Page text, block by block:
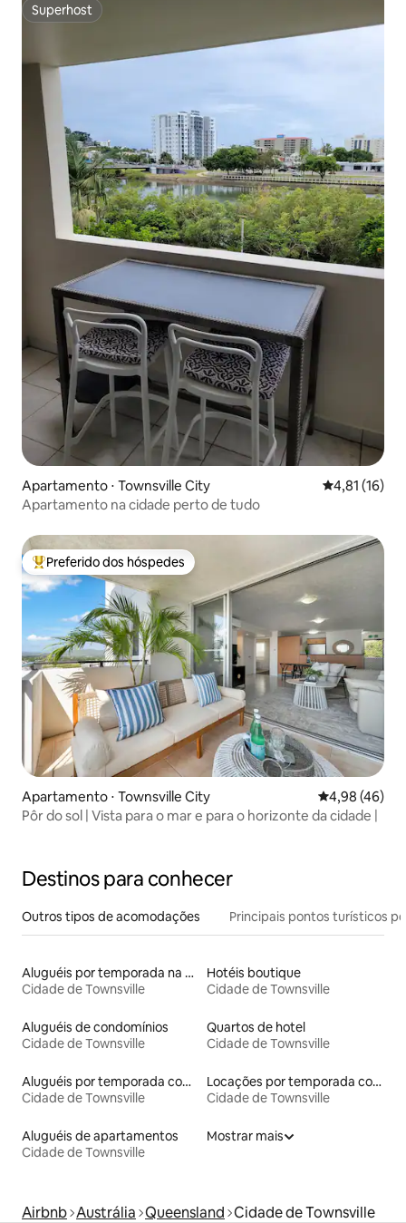
Superhost
Superhost
Apartamento ⋅ Townsville City 4,81 de uma
4,81 (16)
Apartamento na cidade perto de tudo
Entre os melhores preferidos dos hóspedes
Preferido dos hóspedes
Apartamento ⋅ Townsville City 4,98 de uma
4,98 (46)
Pôr do sol | Vista para o mar e para o horizonte da cidade |
Destinos para conhecer
Outros tipos de acomodações Principais pontos turísticos
Aluguéis por temporada na orla
Cidade de Townsville
Hotéis boutique
Cidade de Townsville
Aluguéis de condomínios
Cidade de Townsville
Quartos de hotel
Cidade de Townsville
Aluguéis por temporada com acesso ao lago
Cidade de Townsville
Locações por temporada com piscina
Cidade de Townsville
Aluguéis de apartamentos
Cidade de Townsville
Mostrar mais
Airbnb Austrália Queensland Cidade de Townsville